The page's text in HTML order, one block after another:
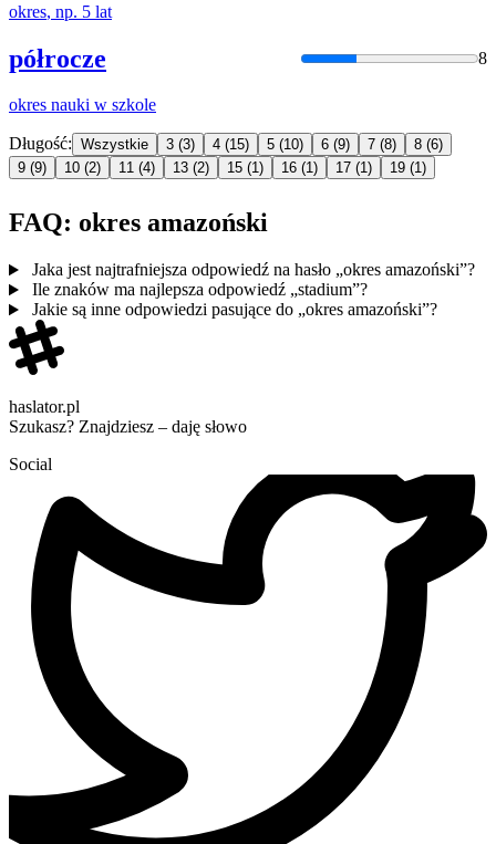
okres, np. 5 lat
półrocze 8
okres nauki w szkole
Długość: Wszystkie 3 (3) 4 (15) 5 (10) 6 (9) 7 (8) 8 (6)
9 (9) 10 (2) 11 (4) 13 (2) 15 (1) 16 (1) 17 (1) 19 (1)
FAQ: okres amazoński
Jaka jest najtrafniejsza odpowiedź na hasło „okres amazoński”?
Ile znaków ma najlepsza odpowiedź „stadium”?
Jakie są inne odpowiedzi pasujące do „okres amazoński”?
haslator.pl
Szukasz? Znajdziesz – daję słowo
Social